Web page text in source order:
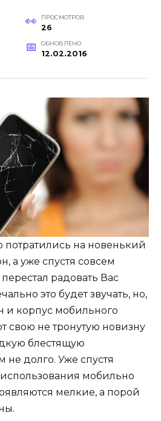
ПРОСМОТРОВ
26
ОБНОВЛЕНО
12.02.2016
на новенький
а уже спустя совсем
радовать Вас
это будет звучать, но,
и корпус мобильного
свою не тронутую новизну
блестящую
не долго. Уже спустя
мобильно
мелкие, а порой